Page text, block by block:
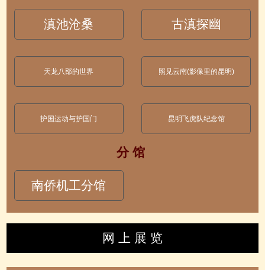
滇池沧桑 古滇探幽
天龙八部的世界 照见云南(影像里的昆明)
护国运动与护国门 昆明飞虎队纪念馆
分 馆
南侨机工分馆
网 上 展 览